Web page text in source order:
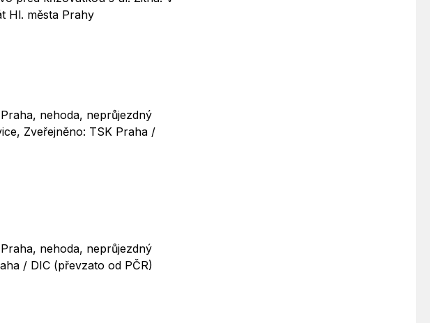
Hl. města Prahy
nehoda, neprůjezdný
Zveřejněno: TSK Praha /
nehoda, neprůjezdný
/ DIC (převzato od PČR)